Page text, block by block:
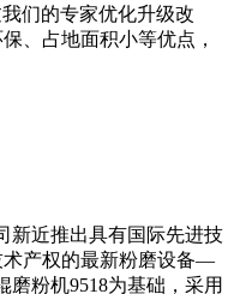
们的专家优化升级改
、占地面积小等优点，
新近推出具有国际先进技
术产权的最新粉磨设备—
粉机9518为基础，采用